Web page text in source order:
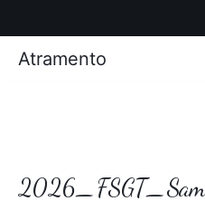
Atramento
Photos